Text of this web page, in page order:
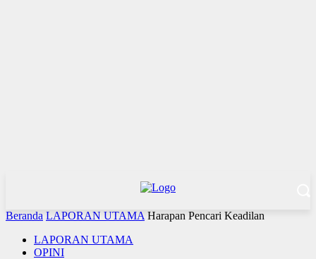
Beranda LAPORAN UTAMA Harapan Pencari Keadilan
LAPORAN UTAMA
OPINI